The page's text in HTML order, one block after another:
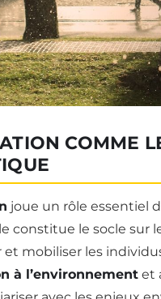
COMME
joue un rôle essentiel
constitue le socle sur
et mobiliser les
à l’environnement et